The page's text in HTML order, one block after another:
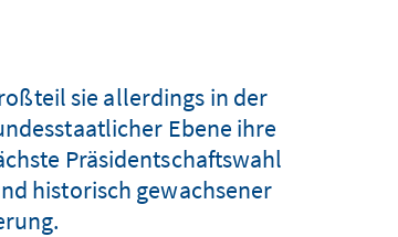
sie allerdings in der
Ebene ihre
Präsidentschaftswahl
historisch gewachsener